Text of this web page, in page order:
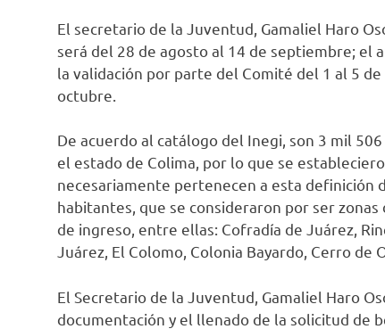
El secretario de la Juventud, Gamaliel Haro
será del 28 de agosto al 14 de septiembre; el
la validación por parte del Comité del 1 al 5
octubre.
De acuerdo al catálogo del Inegi, son 3 mil
el estado de Colima, por lo que se
necesariamente pertenecen a esta definición
habitantes, que se consideraron por ser
de ingreso, entre ellas: Cofradía de Juárez,
Juárez, El Colomo, Colonia Bayardo, Cerro de
El Secretario de la Juventud, Gamaliel Haro
documentación y el llenado de la solicitud de